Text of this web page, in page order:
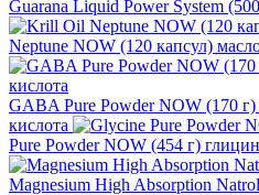
Guarana Liquid Power System
Neptune NOW (120 капсул)
GABA Pure Powder NOW (170
кислота
Pure Powder NOW (454 г) глицин
Magnesium High Absorption